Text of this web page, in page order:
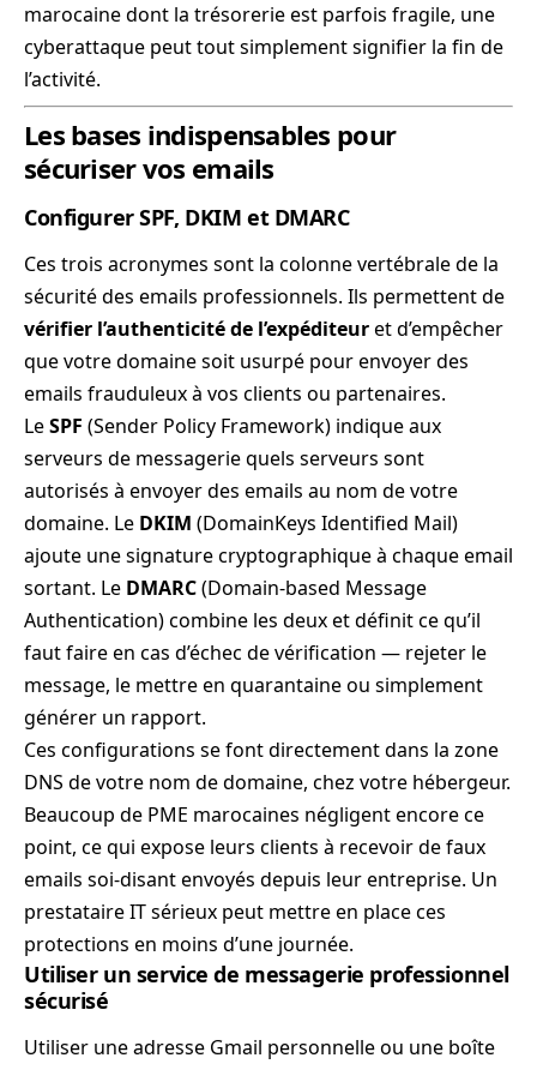
marocaine dont la trésorerie est parfois fragile, une
cyberattaque peut tout simplement signifier la fin de
l’activité.
Les bases indispensables pour
sécuriser vos emails
Configurer SPF, DKIM et DMARC
Ces trois acronymes sont la colonne vertébrale de la
sécurité des emails professionnels. Ils permettent de
vérifier l’authenticité de l’expéditeuret d’empêcher
que votre domaine soit usurpé pour envoyer des
emails frauduleux à vos clients ou partenaires.
LeSPF (Sender Policy Framework) indique aux
serveurs de messagerie quels serveurs sont
autorisés à envoyer des emails au nom de votre
domaine. Le DKIM (DomainKeys Identified Mail)
ajoute une signature cryptographique à chaque email
sortant. Le DMARC(Domain-based Message
Authentication) combine les deux et définit ce qu’il
faut faire en cas d’échec de vérification — rejeter le
message, le mettre en quarantaine ou simplement
générer un rapport.
Ces configurations se font directement dans la zone
DNS de votre nom de domaine, chez votre hébergeur.
Beaucoup de PME marocaines négligent encore ce
point, ce qui expose leurs clients à recevoir de faux
emails soi-disant envoyés depuis leur entreprise. Un
prestataire IT sérieux peut mettre en place ces
protections en moins d’une journée.
Utiliser un service de messagerie professionnel
sécurisé
Utiliser une adresse Gmail personnelle ou une boîte